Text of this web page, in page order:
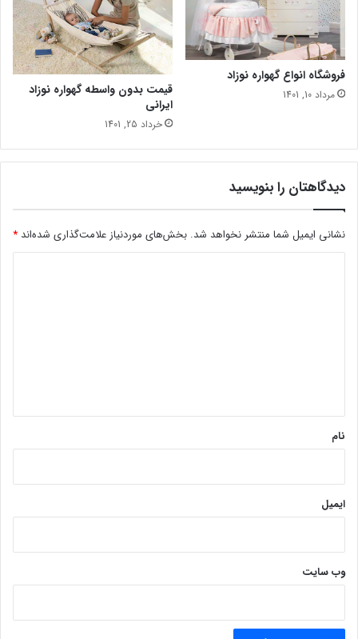
فروشگاه انواع گهواره نوزاد
مرداد 10, 1401
قیمت بدون واسطه گهواره نوزاد
ایرانی
خرداد 25, 1401
دیدگاهتان را بنویسید
نشانی ایمیل شما منتشر نخواهد شد. بخش‌های موردنیاز علامت‌گذاری شده‌اند *
نام
ایمیل
وب‌ سایت